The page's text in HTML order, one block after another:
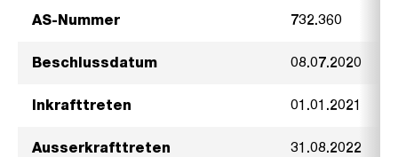
AS-Nummer 732.360
Beschlussdatum 08.07.2020
Inkrafttreten 01.01.2021
Ausserkrafttreten 31.08.2022